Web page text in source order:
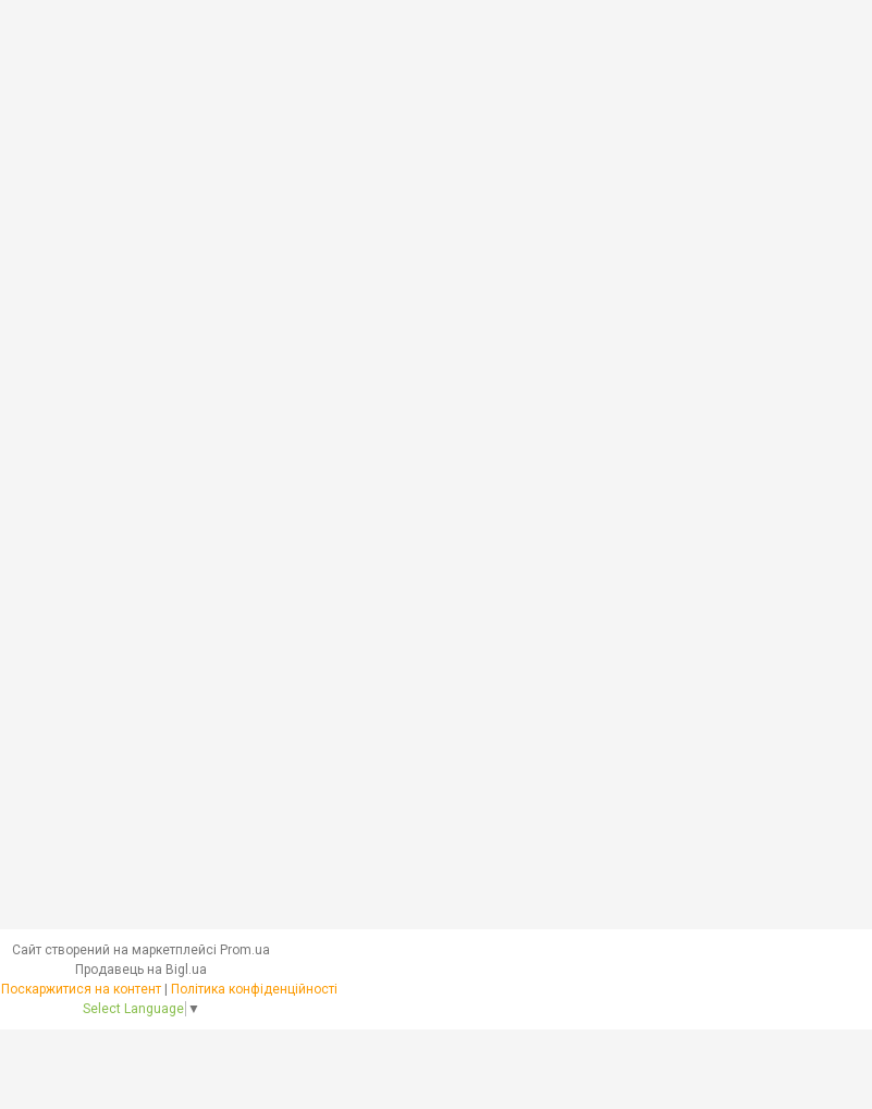
Сайт створений на маркетплейсі Prom.ua
Продавець на Bigl.ua
Поскаржитися на контент | Політика конфіденційності
Select Language ▼